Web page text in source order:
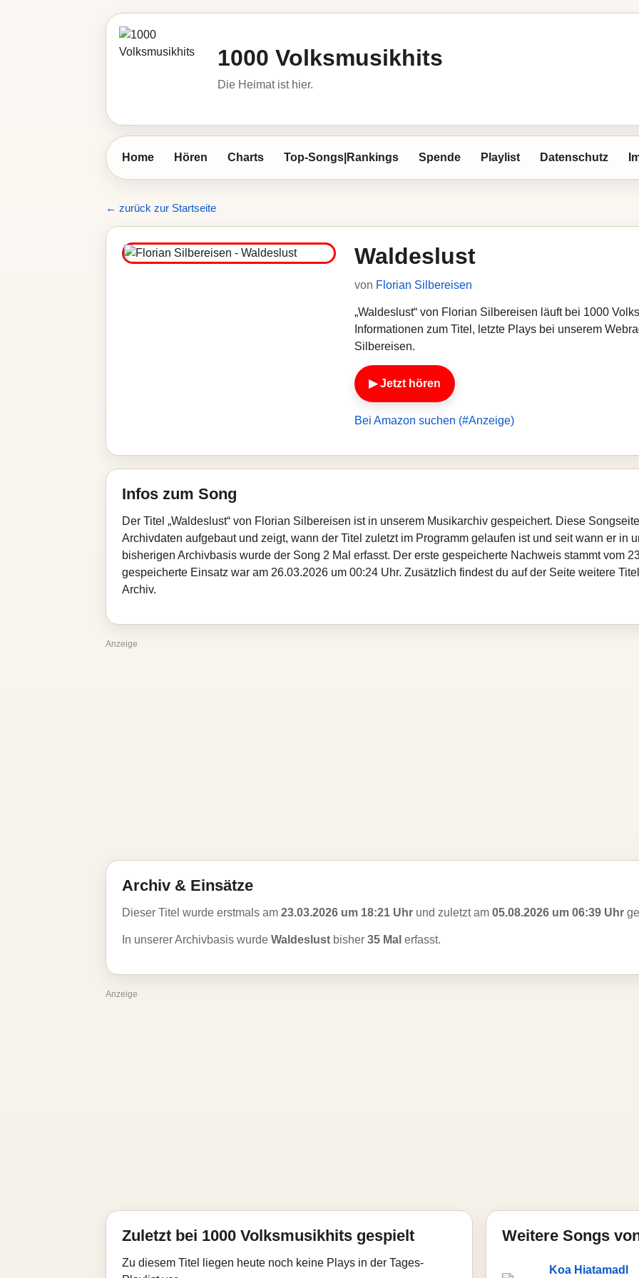
1000 Volksmusikhits
Die Heimat ist hier.
Home Hören Charts Top-Songs|Rankings Spende Playlist Datenschutz
← zurück zur Startseite
Waldeslust
von Florian Silbereisen
„Waldeslust“ von Florian Silbereisen läuft bei 1000
Informationen zum Titel, letzte Plays bei unserem
Silbereisen.
▶ Jetzt hören
Bei Amazon suchen (#Anzeige)
Infos zum Song
Der Titel „Waldeslust“ von Florian Silbereisen ist in unserem Musikarchiv gespeichert. Diese
Archivdaten aufgebaut und zeigt, wann der Titel zuletzt im Programm gelaufen ist und seit wann er in
bisherigen Archivbasis wurde der Song 2 Mal erfasst. Der erste gespeicherte Nachweis stammt vom
gespeicherte Einsatz war am 26.03.2026 um 00:24 Uhr. Zusätzlich findest du auf der Seite weitere
Archiv.
Anzeige
Archiv & Einsätze
Dieser Titel wurde erstmals am 23.03.2026 um 18:21 Uhr und zuletzt am 05.08.2026 um 06:39 Uhr
In unserer Archivbasis wurde Waldeslust bisher 35 Mal erfasst.
Anzeige
Zuletzt bei 1000 Volksmusikhits gespielt
Zu diesem Titel liegen heute noch keine Plays in der Tages-
Weitere Songs
Koa Hiatamadl